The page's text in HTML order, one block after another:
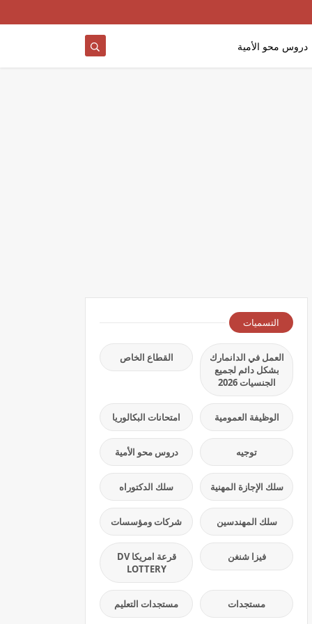
دروس محو الأمية
التسميات
العمل في الدانمارك
بشكل دائم لجميع
الجنسيات 2026
القطاع الخاص
الوظيفة العمومية امتحانات البكالوريا
توجيه دروس محو الأمية
سلك الإجازة المهنية سلك الدكتوراه
سلك المهندسين شركات ومؤسسات
فيزا شنغن
قرعة امريكا DV
LOTTERY
مستجدات مستجدات التعليم